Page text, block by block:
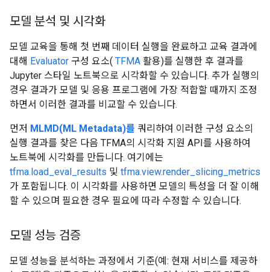
모델 분석 및 시각화
모델 교육을 통해 첫 번째 데이터 실행을 완료하고 교육 결과에
대해 Evaluator 구성 요소( TFMA 활용)를 실행한 후 결과를
Jupyter 스타일 노트북으로 시각화할 수 있습니다. 추가 실행의
경우 결과가 모델 및 응용 프로그램에 가장 적합할 때까지 조정
하면서 이러한 결과를 비교할 수 있습니다.
먼저 MLMD(ML Metadata)를 쿼리하여 이러한 구성 요소의
실행 결과를 찾은 다음 TFMA의 시각화 지원 API를 사용하여
노트북에 시각화를 만듭니다. 여기에는
tfma.load_eval_results 및 tfma.view.render_slicing_metrics
가 포함됩니다. 이 시각화를 사용하면 모델의 특성을 더 잘 이해
할 수 있으며 필요한 경우 필요에 따라 수정할 수 있습니다.
모델 성능 검증
모델 성능을 분석하는 과정에서 기준(예: 현재 서비스를 제공하